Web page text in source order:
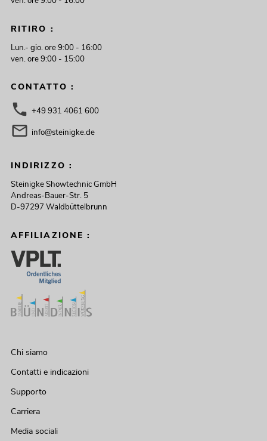
RITIRO :
Lun.- gio. ore 9:00 - 16:00
ven. ore 9:00 - 15:00
CONTATTO :
+49 931 4061 600
info@steinigke.de
INDIRIZZO :
Steinigke Showtechnic GmbH
Andreas-Bauer-Str. 5
D-97297 Waldbüttelbrunn
AFFILIAZIONE :
Chi siamo
Contatti e indicazioni
Supporto
Carriera
Media sociali